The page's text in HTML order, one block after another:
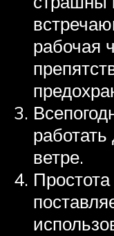
рабочая
ветре.